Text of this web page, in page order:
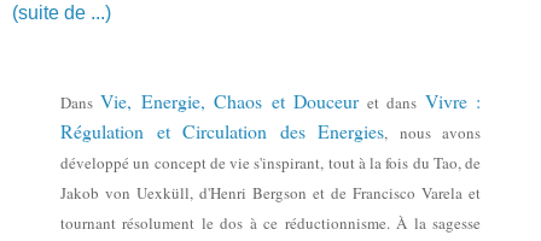
(suite de ...)
Dans Vie, Energie, Chaos et Douceuret dans Vivre :
Régulation et Circulation des Energies, nous avons
développé un concept de vie s'inspirant, toutà la fois du Tao,de
Jakob von Uexküll, d'Henri Bergson et de Francisco Varela et
tournant résolument le dos à ce réductionnisme. À lasagesse